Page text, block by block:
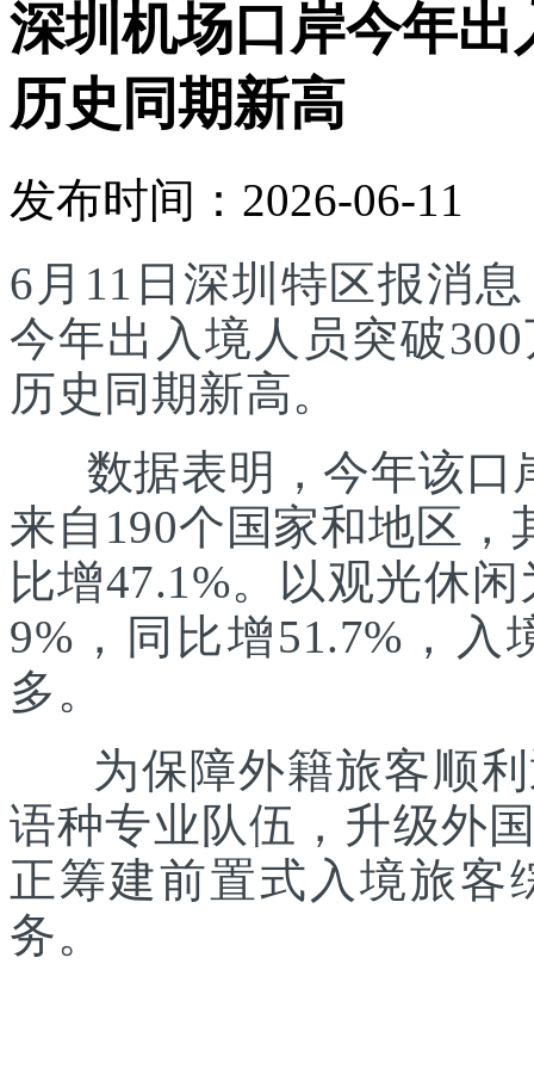
深圳机场口岸今年出
历史同期新高
发布时间：2026-06-11
6月11日深圳特区报消
今年出入境人员突破
历史同期新高。
数据表明，今年该口
来自190个国家和地区，
比增47.1%。以观光休
9%，同比增51.7%，
多。
为保障外籍旅客顺利
语种专业队伍，升级外
正筹建前置式入境旅客
务。